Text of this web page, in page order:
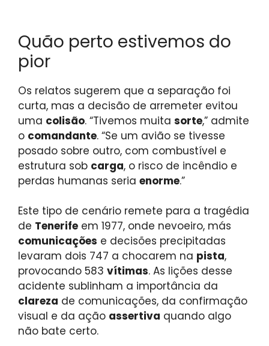
Quão perto estivemos do
pior
Os relatos sugerem que a separação foi
curta, mas a decisão de arremeter evitou
uma colisão. “Tivemos muita sorte,” admite
o comandante. “Se um avião se tivesse
posado sobre outro, com combustível e
estrutura sob carga, o risco de incêndio e
perdas humanas seria enorme.”
Este tipo de cenário remete para a tragédia
de Tenerife em 1977, onde nevoeiro, más
comunicações e decisões precipitadas
levaram dois 747 a chocarem na pista,
provocando 583 vítimas. As lições desse
acidente sublinham a importância da
clareza de comunicações, da confirmação
visual e da ação assertiva quando algo
não bate certo.